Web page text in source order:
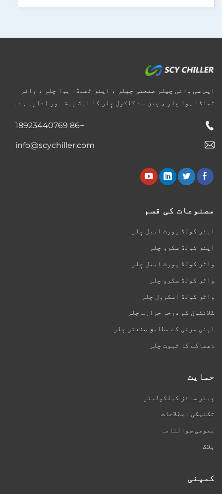
ایس سی وائی چیلر صنعتی چیلر ، ایئر ٹھنڈا ہوا چلر ، واٹر
ٹھنڈا ہوا چلر ، چین سے گلکول چِلر کا ایک پیشہ ور ادارہ ہے۔
+86 18923440769
info@scychiller.com
مصنوعات کی قسم
ایئر کولڈ پورٹ ایبل چِلر
ایئر کولڈ سکرو چِلر
واٹر کولڈ پورٹ ایبل چِلر
واٹر کولڈ سکرو چلر
واٹر کولڈ اسکرول چلر
گلائکول کم درجہ حرارت چلر
اپنی مرضی کے مطابق صنعتی چلر
دھماکے کا ثبوت چلر
حمایت
چیلر سائز کیلکولیٹر
تکنیکی اصطلاحات
عمومی سوالنامہ
بلاگ
کمپنی